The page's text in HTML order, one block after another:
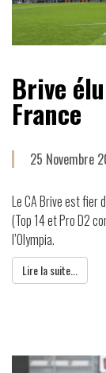
Brive
France
25 Novembre
Le CA Brive est fier
(Top 14 et Pro D2
l’Olympia.
Lire la suite...